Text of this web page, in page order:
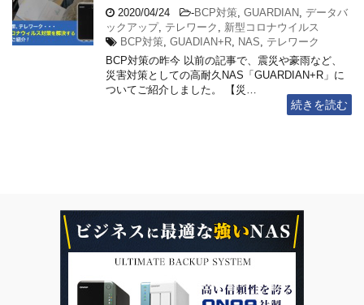
2020/04/24 -BCP対策 GUARDIAN
データバ
ックアップ, テレワーク
新型コロナウイルス
BCP対策 GUADIAN+R NAS
テレワーク
BCP対策の昨今 以前の記事で、震災や豪雨など、
災害対策としての高耐久NAS「GUARDIAN+R」に
ついてご紹介しました。 【災…
続きを読む